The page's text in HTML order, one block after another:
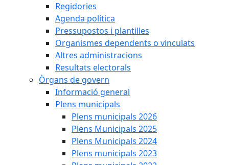
Regidories
Agenda política
Pressupostos i plantilles
Organismes dependents o vinculats
Altres administracions
Resultats electorals
Òrgans de govern
Informació general
Plens municipals
Plens municipals 2026
Plens Municipals 2025
Plens Municipals 2024
Plens municipals 2023